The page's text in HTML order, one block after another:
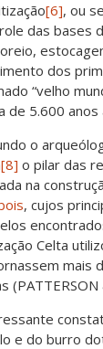
[6], ou
das bases
dos
“velho
de 5.600 anos
o
[8] o pilar das
na
, cujos
Celta
mais
(PATTERSON
e do burro